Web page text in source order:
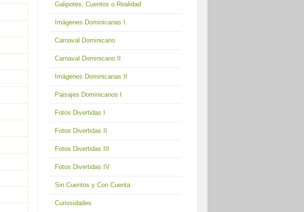
Galipotes, Cuentos o Realidad
Imágenes Dominicanas I.
Carnaval Dominicano
Carnaval Dominicano II
Imágenes Dominicanas II
Paisajes Dominicanos I
Fotos Divertidas I
Fotos Divertidas II
Fotos Divertidas III
Fotos Divertidas IV
Sin Cuentos y Con Cuenta
Curiosidades